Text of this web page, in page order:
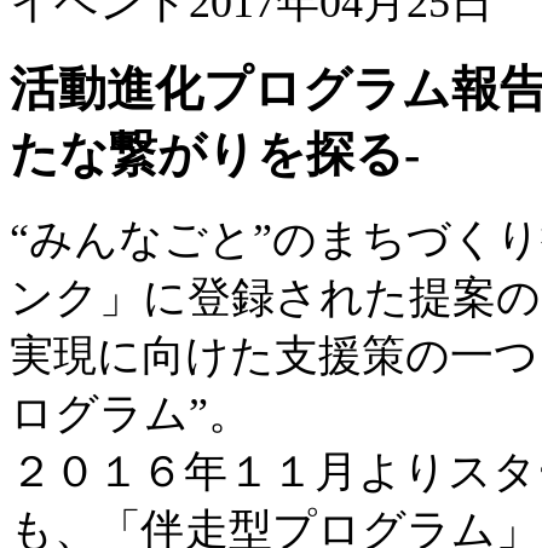
活動進化プログラム報
たな繋がりを探る-
“みんなごと”のまちづく
ンク」に登録された提案の
実現に向けた支援策の一
ログラム”。
２０１６年１１月よりス
も、「伴走型プログラム